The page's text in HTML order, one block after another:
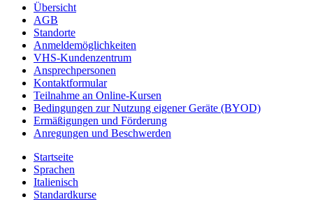
Übersicht
AGB
Standorte
Anmeldemöglichkeiten
VHS-Kundenzentrum
Ansprechpersonen
Kontaktformular
Teilnahme an Online-Kursen
Bedingungen zur Nutzung eigener Geräte (BYOD)
Ermäßigungen und Förderung
Anregungen und Beschwerden
Startseite
Sprachen
Italienisch
Standardkurse